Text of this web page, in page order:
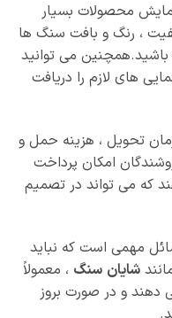
محصولات بسیار
، رنگ و بافت سنگ‌ ها
می‌ توانید
های لازم را دریافت
تحویل ، هزینه حمل و
امکان پرداخت
که می‌ تواند در تصمیم‌
مهمی است که نباید
شایان سنگ، معمولاً
و در صورت بروز